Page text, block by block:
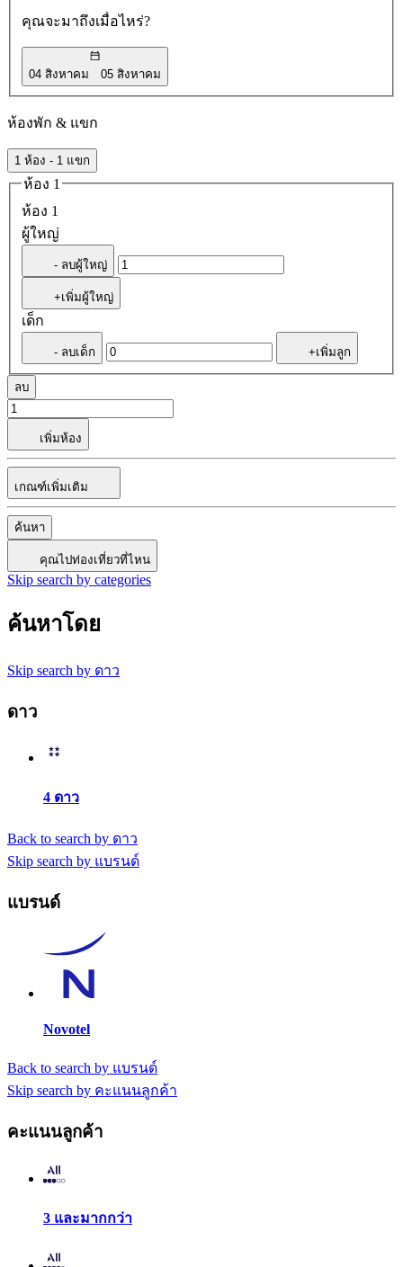
คุณจะมาถึงเมื่อไหร่?
04 สิงหาคม 05 สิงหาคม
ห้องพัก & แขก
1 ห้อง - 1 แขก
ห้อง 1
ห้อง 1
ผู้ใหญ่
- ลบผู้ใหญ่
+เพิ่มผู้ใหญ่
เด็ก
- ลบเด็ก +เพิ่มลูก
ลบ
เพิ่มห้อง
เกณฑ์เพิ่มเติม
ค้นหา
คุณไปท่องเที่ยวที่ไหน
Skip search by categories
ค้นหาโดย
Skip search by ดาว
ดาว
4 ดาว
Back to search by ดาว
Skip search by แบรนด์
แบรนด์
Novotel
Back to search by แบรนด์
Skip search by คะแนนลูกค้า
คะแนนลูกค้า
3 และมากกว่า